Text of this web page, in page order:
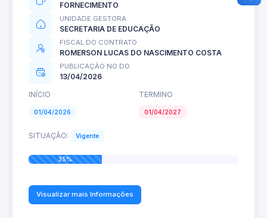
FORNECIMENTO
UNIDADE GESTORA
SECRETARIA DE EDUCAÇÃO
FISCAL DO CONTRATO
ROMERSON LUCAS DO NASCIMENTO COSTA
PUBLICAÇÃO NO DO
13/04/2026
INÍCIO
TERMINO
01/04/2026 01/04/2027
SITUAÇÃO: Vigente
35%
Visualizar mais Informações